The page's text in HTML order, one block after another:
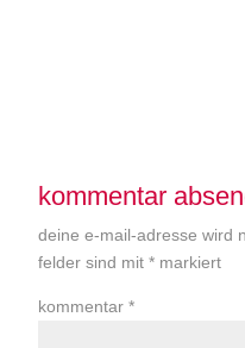
kommentar
deine e-mail-adresse wird
felder sind mit * markiert
kommentar *